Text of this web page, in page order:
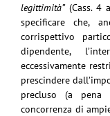
legittimità”(Cass. 4
specificare che,
corrispettivo
dipendente,
eccessivamente
prescindere
precluso (a
concorrenza di